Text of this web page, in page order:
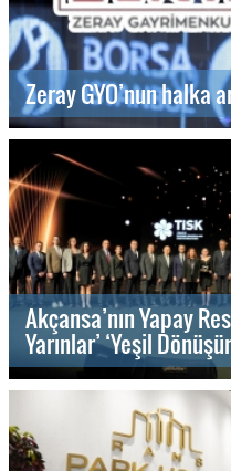
Zeray GYO’nun halka
Akçansa’nın Yapay
Yarınlar’ ‘Yeşil